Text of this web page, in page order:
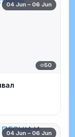
04 Jun – 06 Jun
50
04 Jun – 06 Jun